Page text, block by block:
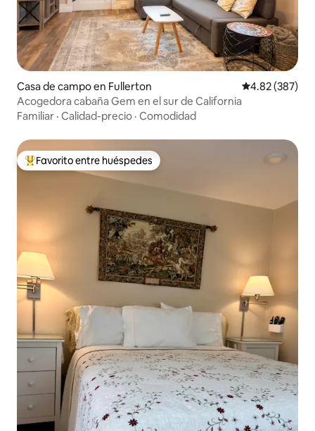
Casa de campo en Fullerton Calificación
4.82 (387)
Acogedora cabaña Gem en el sur de California
Familiar · Calidad-precio · Comodidad
Favorito entre huéspedes preferido
Favorito entre huéspedes